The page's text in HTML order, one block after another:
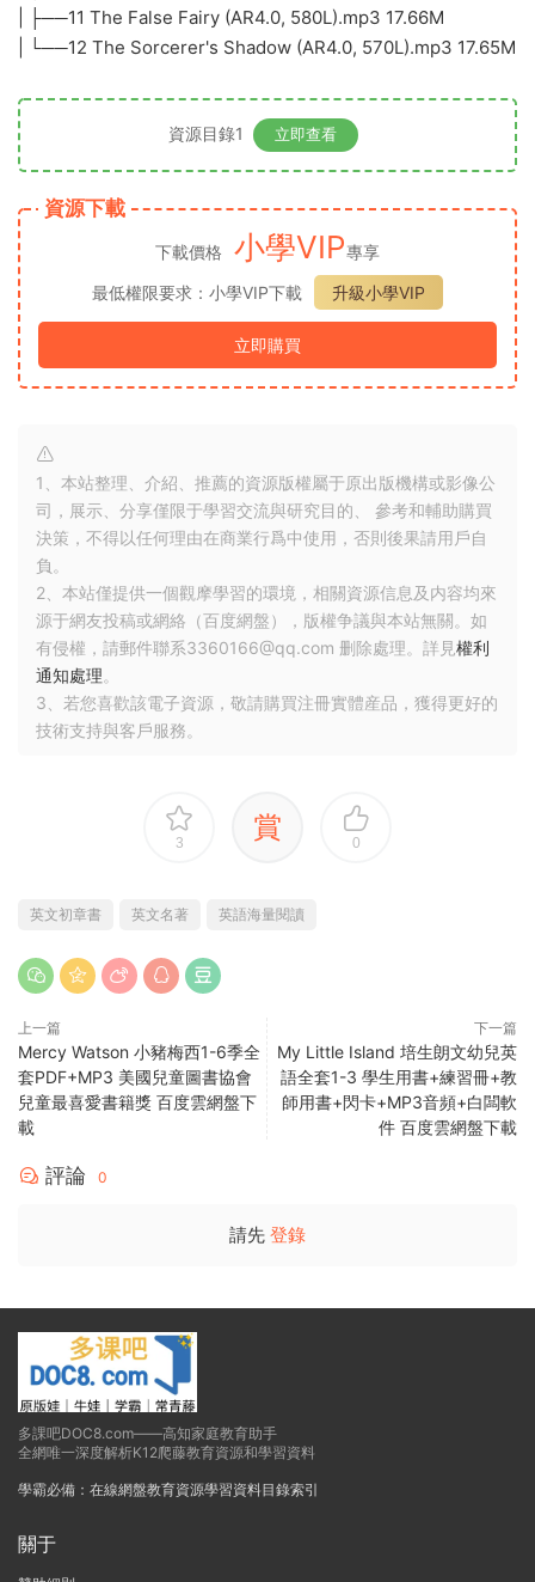
| ├──11 The False Fairy (AR4.0, 580L).mp3 17.66M
| └──12 The Sorcerer's Shadow (AR4.0, 570L).mp3 17.65M
資源目錄1 立即查看
資源下載
下載價格 小學VIP專享
最低權限要求：小學VIP下載
升級小學VIP
立即購買
1、本站整理、介紹、推薦的資源版權屬于原出版機構或影像公
司，展示、分享僅限于學習交流與研究目的、 參考和輔助購買
決策，不得以任何理由在商業行爲中使用，否則後果請用戶自
負。
2、本站僅提供一個觀摩學習的環境，相關資源信息及内容均來
源于網友投稿或網絡（百度網盤），版權争議與本站無關。如
有侵權，請郵件聯系3360166@qq.com 删除處理。詳見權利
通知處理。
3、若您喜歡該電子資源，敬請購買注冊實體産品，獲得更好的
技術支持與客戶服務。
3 賞 0
英文初章書 英文名著 英語海量閱讀
上一篇
Mercy Watson 小豬梅西1-6季全
套PDF+MP3 美國兒童圖書協會
兒童最喜愛書籍獎 百度雲網盤下
載
下一篇
My Little Island 培生朗文幼兒英
語全套1-3 學生用書+練習冊+教
師用書+閃卡+MP3音頻+白闆軟
件 百度雲網盤下載
評論 0
請先 登錄
多課吧DOC8.com——高知家庭教育助手
全網唯一深度解析K12爬藤教育資源和學習資料
學霸必備：在線網盤教育資源學習資料目錄索引
關于